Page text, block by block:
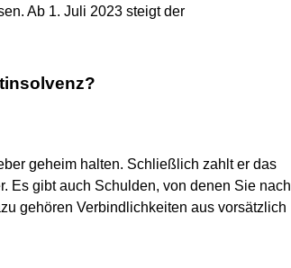
Ab 1. Juli 2023 steigt der
geheim halten. Schließlich zahlt er das
Es gibt auch Schulden, von denen Sie nach
gehören Verbindlichkeiten aus vorsätzlich